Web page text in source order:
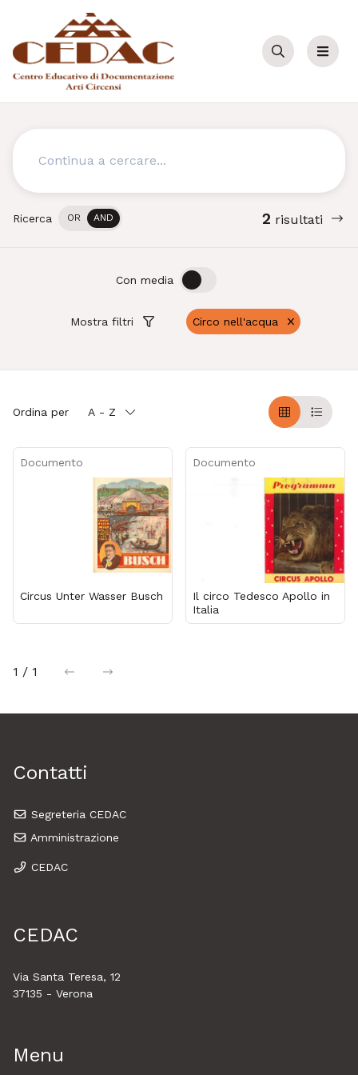
Cerca Menu
Cerca
Ricerca OR AND 2 risultati
Mostra filtri Circo nell'acqua
Con media OFF
Ordina per A - Z
GrigliaTable
Documento
Circus Unter Wasser Busch
Documento
Il circo Tedesco Apollo in
Italia
1 / 1 precedentesuccessiva
Contatti
Segreteria CEDAC
Amministrazione
CEDAC
CEDAC
Via Santa Teresa, 12
37135 - Verona
Menu